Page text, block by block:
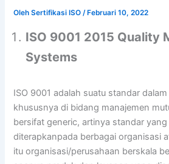
OlehSertifikasi ISO/ Februari 10, 2022
ISO 9001 2015 Quality
Systems
ISO 9001 adalah suatu standar
khususnya di bidang manajemen
bersifat generic, artinya standar
diterapkanpada berbagai organisasi
itu organisasi/perusahaan berskala